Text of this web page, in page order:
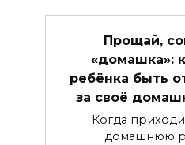
Прощай,
«домашка»:
ребёнка быть
за своё
Когда
домашнюю